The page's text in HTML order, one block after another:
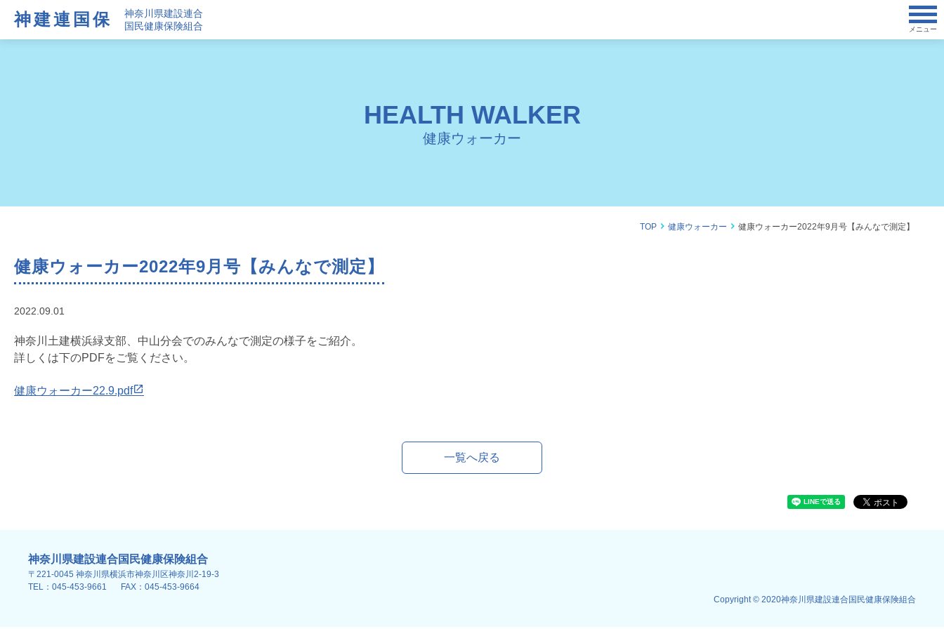
神建連国保
神奈川県建設連合
国民健康保険組合
メニュー
HEALTH WALKER
健康ウォーカー
TOP 健康ウォーカー 健康ウォーカー2022年9月号【みんなで測定】
健康ウォーカー2022年9月号【みんなで測定】
2022.09.01
神奈川土建横浜緑支部、中山分会でのみんなで測定の様子をご紹介。
詳しくは下のPDFをご覧ください。
健康ウォーカー22.9.pdf
一覧へ戻る
神奈川県建設連合国民健康保険組合
〒221-0045 神奈川県横浜市神奈川区神奈川2-19-3
TEL：045-453-9661
FAX：045-453-9664
Copyright © 2020神奈川県建設連合国民健康保険組合